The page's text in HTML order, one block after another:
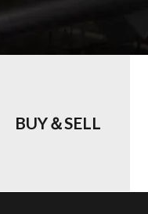
BUY＆SELL